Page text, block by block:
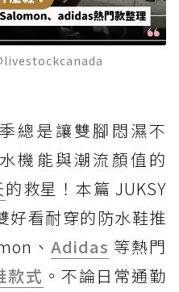
總是讓雙腳悶濕不
機能與潮流顏值的
的救星！本篇 JUKSY
好看耐穿的防水鞋推
、Adidas 等熱門
款式 。不論日常通勤